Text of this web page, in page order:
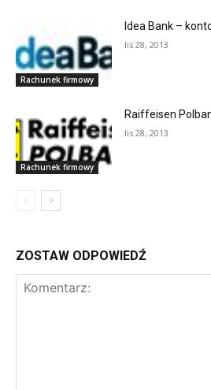
Rachunek firmowy
Idea Bank –
lis 28, 2013
Rachunek firmowy
Raiffeisen
lis 28, 2013
ZOSTAW ODPOWIEDŹ